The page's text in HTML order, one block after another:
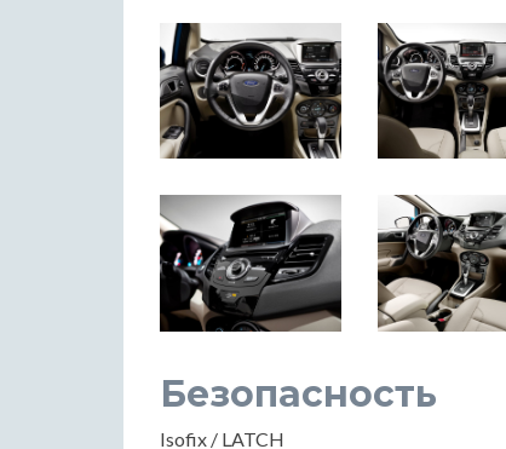
Безопасность
Isofix / LATCH